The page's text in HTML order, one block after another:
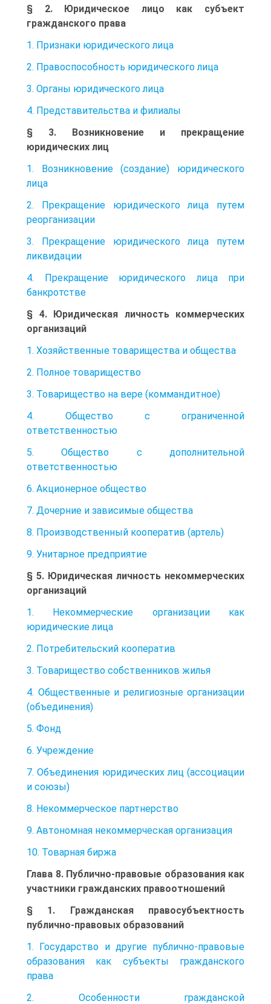
§ 2. Юридическое лицо как субъект
гражданского права
1. Признаки юридического лица
2. Правоспособность юридического лица
3. Органы юридического лица
4. Представительства и филиалы
§ 3. Возникновение и прекращение
юридических лиц
1. Возникновение (создание) юридического
лица
2. Прекращение юридического лица путем
реорганизации
3. Прекращение юридического лица путем
ликвидации
4. Прекращение юридического лица при
банкротстве
§ 4. Юридическая личность коммерческих
организаций
1. Хозяйственные товарищества и общества
2. Полное товарищество
3. Товарищество на вере (коммандитное)
4. Общество с ограниченной
ответственностью
5. Общество с дополнительной
ответственностью
6. Акционерное общество
7. Дочерние и зависимые общества
8. Производственный кооператив (артель)
9. Унитарное предприятие
§ 5. Юридическая личность некоммерческих
организаций
1. Некоммерческие организации как
юридические лица
2. Потребительский кооператив
3. Товарищество собственников жилья
4. Общественные и религиозные организации
(объединения)
5. Фонд
6. Учреждение
7. Объединения юридических лиц (ассоциации
и союзы)
8. Некоммерческое партнерство
9. Автономная некоммерческая организация
10. Товарная биржа
Глава 8. Публично-правовые образования как
участники гражданских правоотношений
§ 1. Гражданская правосубъектность
публично-правовых образований
1. Государство и другие публично-правовые
образования как субъекты гражданского
права
2. Особенности гражданской